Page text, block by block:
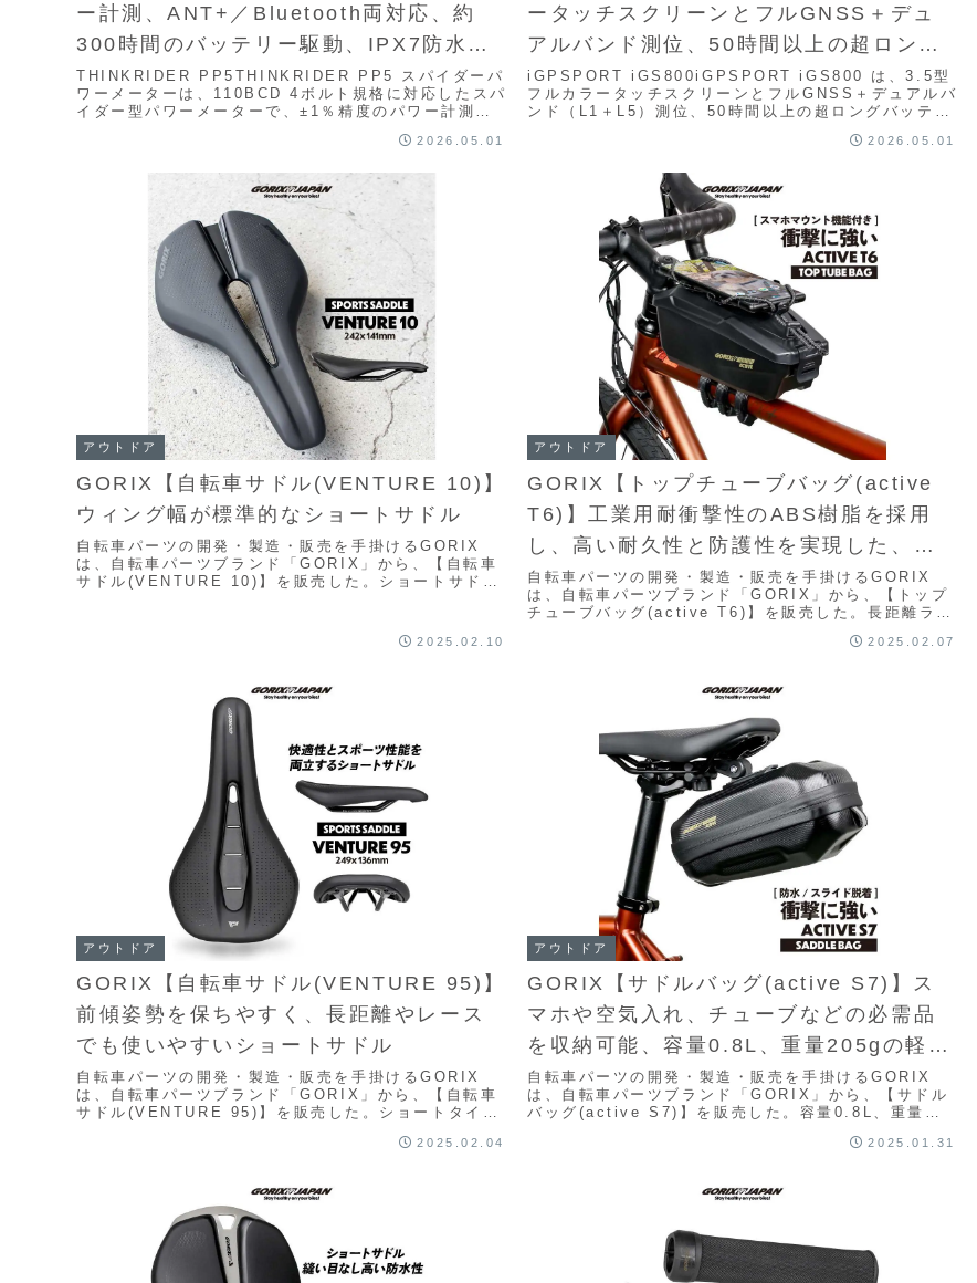
ー計測、ANT+／Bluetooth両対応、約
300時間のバッテリー駆動、IPX7防水を
備えたスパイダー型パワーメーターが
Amazonにて7%OFFの13,499円
THINKRIDER PP5THINKRIDER PP5 スパイダーパ
ワーメーターは、110BCD 4ボルト規格に対応したスパ
イダー型パワーメーターで、±1％精度のパワー計測、
2026.05.01
ータッチスクリーンとフルGNSS＋デュ
アルバンド測位、50時間以上の超ロング
バッテリー、32GBメモリ、豊富なトレー
ニング・ナビ機能を備えたフラッグシッ
プGPSサイクルコンピューターが
Amazonにて27%OFFの39,270円
iGPSPORT iGS800iGPSPORT iGS800 は、3.5型
フルカラータッチスクリーンとフルGNSS＋デュアルバ
ンド（L1＋L5）測位、50時間以上の超ロングバッテリ
2026.05.01
アウトドア
GORIX【自転車サドル(VENTURE 10)】
ウィング幅が標準的なショートサドル
自転車パーツの開発・製造・販売を手掛けるGORIX
は、自転車パーツブランド「GORIX」から、【自転車
サドル(VENTURE 10)】を販売した。ショートサドル
2025.02.10
アウトドア
GORIX【トップチューブバッグ(active
T6)】工業用耐衝撃性のABS樹脂を採用
し、高い耐久性と防護性を実現した、ス
マホマウント機能を搭載トップチューブ
バッグ
自転車パーツの開発・製造・販売を手掛けるGORIX
は、自転車パーツブランド「GORIX」から、【トップ
チューブバッグ(active T6)】を販売した。長距離ライ
2025.02.07
アウトドア
GORIX【自転車サドル(VENTURE 95)】
前傾姿勢を保ちやすく、長距離やレース
でも使いやすいショートサドル
自転車パーツの開発・製造・販売を手掛けるGORIX
は、自転車パーツブランド「GORIX」から、【自転車
サドル(VENTURE 95)】を販売した。ショートタイプ
2025.02.04
アウトドア
GORIX【サドルバッグ(active S7)】ス
マホや空気入れ、チューブなどの必需品
を収納可能、容量0.8L、重量205gの軽量
サドルバッグ
自転車パーツの開発・製造・販売を手掛けるGORIX
は、自転車パーツブランド「GORIX」から、【サドル
バッグ(active S7)】を販売した。容量0.8L、重量
2025.01.31